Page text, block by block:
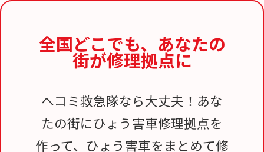
全国どこでも、 あなたの
街が修理拠点に
ヘコミ救急隊なら大丈夫！あな
たの街にひょう害車修理拠点を
作って、ひょう害車をまとめて修